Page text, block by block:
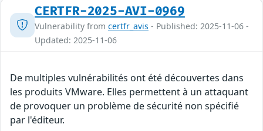
CERTFR-2025-AVI-0969
Vulnerability from certfr_avis - Published: 2025-11-06 -
Updated: 2025-11-06
De multiples vulnérabilités ont été découvertes dans
les produits VMware. Elles permettent à un attaquant
de provoquer un problème de sécurité non spécifié
par l'éditeur.